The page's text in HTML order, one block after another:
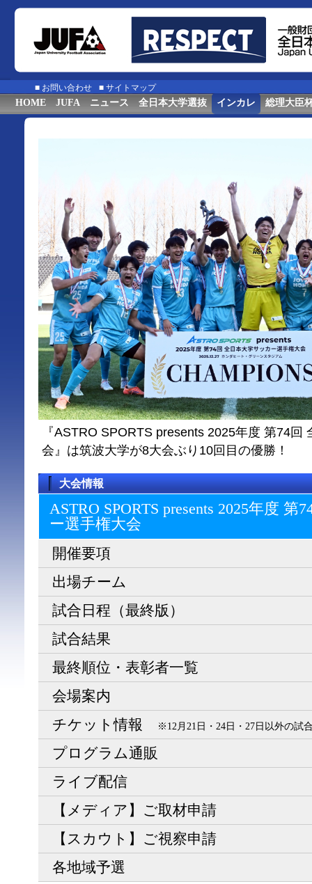
■ お問い合わせ ■ サイトマップ
HOME JUFA ニュース 全日本大学選抜 インカレ 総理大臣
『ASTRO SPORTS presents 2025年度 第74回
会』は筑波大学が8大会ぶり10回目の優勝！
大会情報
ASTRO SPORTS presents 2025年度
ー選⼿権⼤会
開催要項
出場チーム
試合日程（最終版）
試合結果
最終順位・表彰者一覧
会場案内
チケット情報
※12月21日・24日・27日以外の試
プログラム通販
ライブ配信
【メディア】ご取材申請
【スカウト】ご視察申請
各地域予選